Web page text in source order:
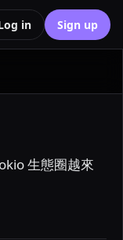
in Sign up
生態圈越來